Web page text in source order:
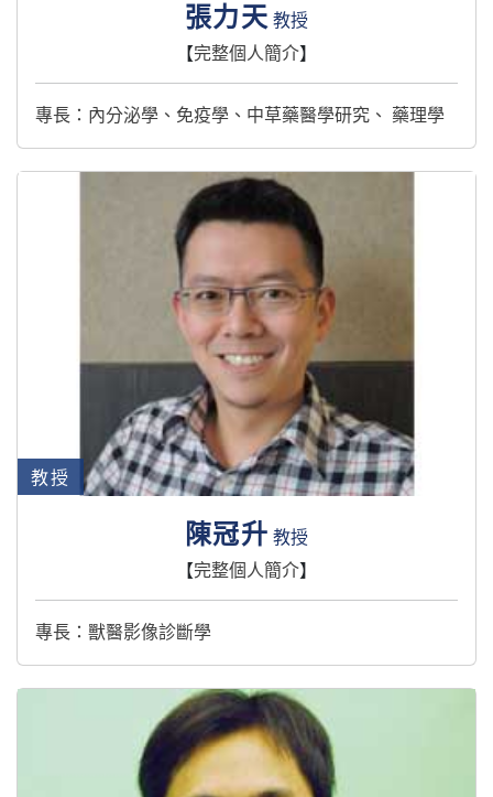
張力天 教授
【完整個人簡介】
專長：內分泌學、免疫學、中草藥醫學研究、 藥理學
教授
陳冠升 教授
【完整個人簡介】
專長：獸醫影像診斷學